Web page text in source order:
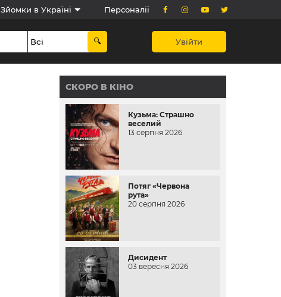
Зйомки в Україні Персоналії
Увійти
СКОРО В КІНО
Кузьма: Страшно
веселий
13 серпня 2026
Потяг «Червона
рута»
20 серпня 2026
Дисидент
03 вересня 2026